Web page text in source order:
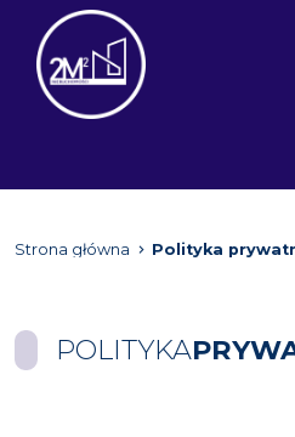
Strona główna Polityka
POLITYKA